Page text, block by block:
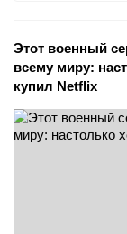
Этот военный
всему миру:
купил Netflix